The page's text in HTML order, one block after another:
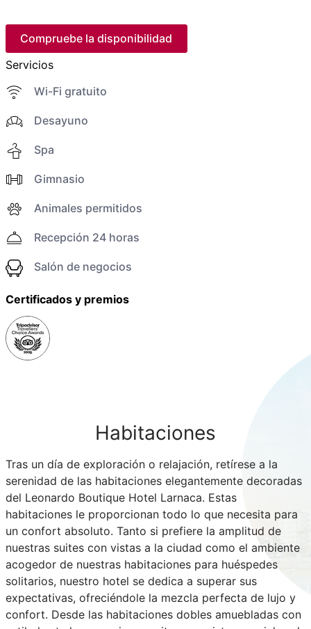
Compruebe la disponibilidad
Servicios
Wi-Fi gratuito
Desayuno
Spa
Gimnasio
Animales permitidos
Recepción 24 horas
Salón de negocios
Certificados y premios
Habitaciones
Tras un día de exploración o relajación, retírese a la
serenidad de las habitaciones elegantemente decoradas
del Leonardo Boutique Hotel Larnaca. Estas
habitaciones le proporcionan todo lo que necesita para
un confort absoluto. Tanto si prefiere la amplitud de
nuestras suites con vistas a la ciudad como el ambiente
acogedor de nuestras habitaciones para huéspedes
solitarios, nuestro hotel se dedica a superar sus
expectativas, ofreciéndole la mezcla perfecta de lujo y
confort. Desde las habitaciones dobles amuebladas con